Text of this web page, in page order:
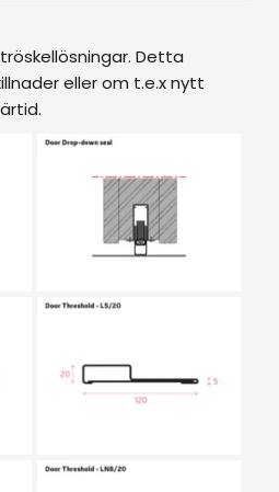
Detta
eller om t.e.x nytt